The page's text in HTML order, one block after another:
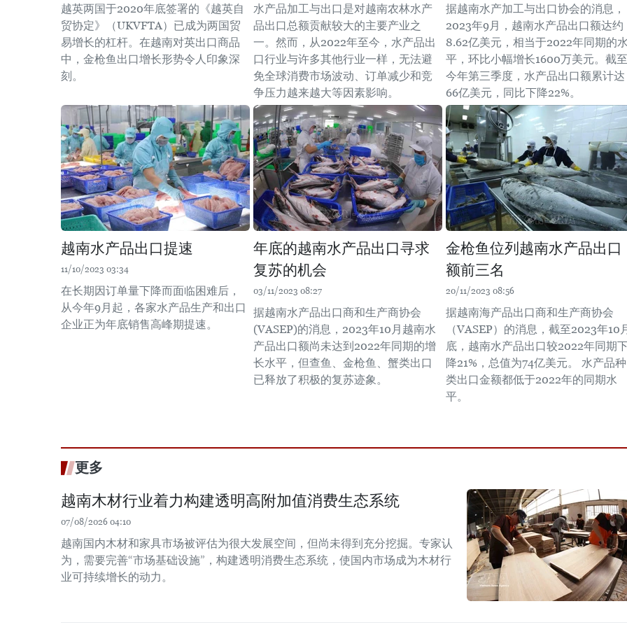
越英两国于2020年底签署的《越英自
贸协定》（UKVFTA）已成为两国贸
易增长的杠杆。在越南对英出口商品
中，金枪鱼出口增长形势令人印象深
刻。
水产品加工与出口是对越南农林水产
品出口总额贡献较大的主要产业之
一。然而，从2022年至今，水产品出
口行业与许多其他行业一样，无法避
免全球消费市场波动、订单减少和竞
争压力越来越大等因素影响。
据越南水产加工与出口协会的消息，
2023年9月，越南水产品出口额达约
8.62亿美元，相当于2022年同期的
平，环比小幅增长1600万美元。截至
今年第三季度，水产品出口额累计达
66亿美元，同比下降22%。
越南水产品出口提速
11/10/2023 03:34
在长期因订单量下降而面临困难后，
从今年9月起，各家水产品生产和出口
企业正为年底销售高峰期提速。
年底的越南水产品出口寻求
复苏的机会
03/11/2023 08:27
据越南水产品出口商和生产商协会
(VASEP)的消息，2023年10月越南水
产品出口额尚未达到2022年同期的增
长水平，但查鱼、金枪鱼、蟹类出口
已释放了积极的复苏迹象。
金枪鱼位列越南水产品出口
额前三名
20/11/2023 08:56
据越南海产品出口商和生产商协会
（VASEP）的消息，截至2023年10
底，越南水产品出口较2022年同期
降21%，总值为74亿美元。 水产品种
类出口金额都低于2022年的同期水
平。
更多
越南木材行业着力构建透明高附加值消费生态系统
07/08/2026 04:10
越南国内木材和家具市场被评估为很大发展空间，但尚未得到充分挖掘。专家认
为，需要完善“市场基础设施”，构建透明消费生态系统，使国内市场成为木材行
业可持续增长的动力。